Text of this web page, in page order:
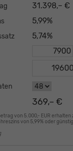
31.398,– €
5,99%
5,74%
369,– €
von 5.000,- EUR erhalten
von 5,99% oder